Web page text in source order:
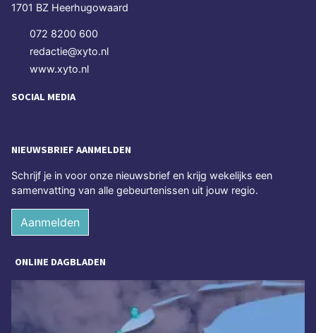
1701 BZ Heerhugowaard
072 8200 600
redactie@xyto.nl
www.xyto.nl
SOCIAL MEDIA
NIEUWSBRIEF AANMELDEN
Schrijf je in voor onze nieuwsbrief en krijg wekelijks een
samenvatting van alle gebeurtenissen uit jouw regio.
Aanmelden
ONLINE DAGBLADEN